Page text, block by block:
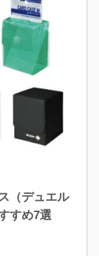
（デュエル
すめ7選